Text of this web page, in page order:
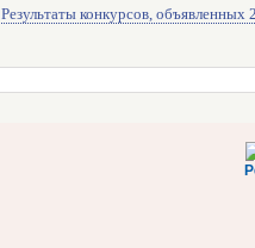
Результаты конкурсов, объявленных